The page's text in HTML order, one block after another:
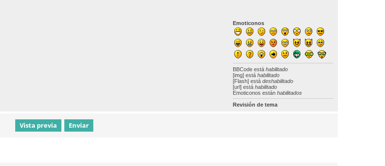
Emoticonos
BBCode estáhabilitado
[img] estáhabilitado
[Flash] estádeshabilitado
[url] estáhabilitado
Emoticonos estánhabilitados
Revisión de tema